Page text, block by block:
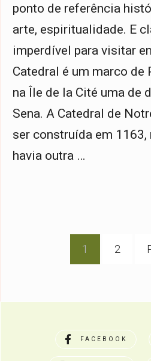
ponto de referência
arte, espiritualidade. E
imperdível para visitar
Catedral é um marco de
na Île de la Cité uma de
Sena. A Catedral de
ser construída em 1163,
havia outra …
Navegação
1 2
FACEBOOK